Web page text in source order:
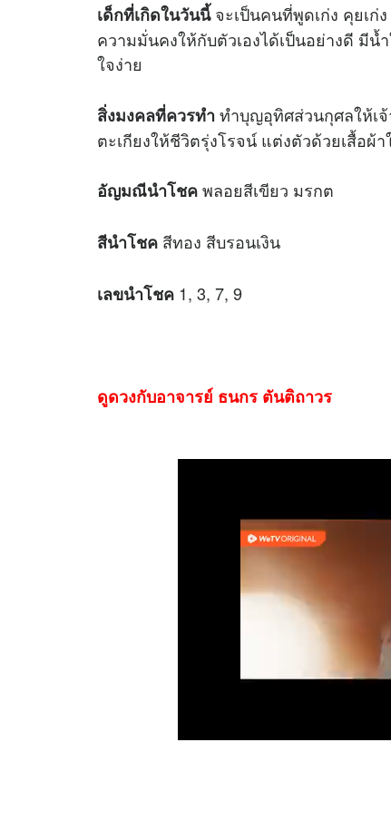
เด็กที่เกิดในวันนี้จะเป็นคนที่พูดเก่ง คุยเก่
ความมั่นคงให้กับตัวเองได้เป็นอย่างดี มี
ใจง่าย
สิ่งมงคลที่ควรทำทำบุญอุทิศส่วนกุศลให้เ
ตะเกียงให้ชีวิตรุ่งโรจน์ แต่งตัวด้วยเสื้อผ้
อัญมณีนำโชคพลอยสีเขียว มรกต
สีนำโชค สีทอง สีบรอนเงิน
เลขนำโชค 1, 3, 7, 9
ดูดวงกับอาจารย์ ธนกร ตันติถาวร